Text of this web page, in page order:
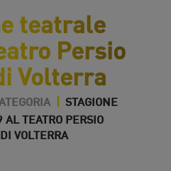
teatrale
Persio
Volterra
| STAGIONE
TEATRO PERSIO
VOLTERRA